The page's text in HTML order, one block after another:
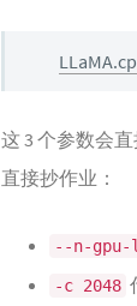
这 3 个参数会
直接抄作业：
--n-gpu-
-c 2048